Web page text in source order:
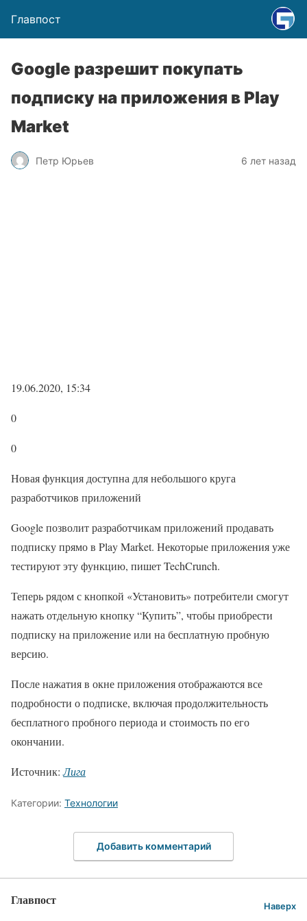
Главпост
Google разрешит покупать
подписку на приложения в Play
Market
Петр Юрьев 6 лет назад
19.06.2020, 15:34
0
0
Новая функция доступна для небольшого круга
разработчиков приложений
Google позволит разработчикам приложений продавать
подписку прямо в Play Market. Некоторые приложения уже
тестируют эту функцию, пишет TechCrunch.
Теперь рядом с кнопкой «Установить» потребители смогут
нажать отдельную кнопку “Купить”, чтобы приобрести
подписку на приложение или на бесплатную пробную
версию.
После нажатия в окне приложения отображаются все
подробности о подписке, включая продолжительность
бесплатного пробного периода и стоимость по его
окончании.
Источник:Лига
Категории: Технологии
Добавить комментарий
Главпост Наверх